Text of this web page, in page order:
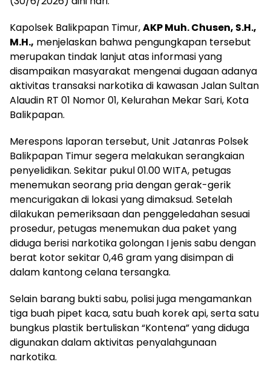
Kapolsek Balikpapan Timur,AKP Muh. Chusen, S.H.,
M.H., menjelaskan bahwa pengungkapan tersebut
merupakan tindak lanjut atas informasi yang
disampaikan masyarakat mengenai dugaan adanya
aktivitas transaksi narkotika di kawasan Jalan Sultan
Alaudin RT 01 Nomor 01, Kelurahan Mekar Sari, Kota
Balikpapan.
Merespons laporan tersebut, Unit Jatanras Polsek
Balikpapan Timur segera melakukan serangkaian
penyelidikan. Sekitar pukul 01.00 WITA, petugas
menemukan seorang pria dengan gerak-gerik
mencurigakan di lokasi yang dimaksud. Setelah
dilakukan pemeriksaan dan penggeledahan sesuai
prosedur, petugas menemukan dua paket yang
diduga berisi narkotika golongan I jenis sabu dengan
berat kotor sekitar 0,46 gram yang disimpan di
dalam kantong celana tersangka.
Selain barang bukti sabu, polisi juga mengamankan
tiga buah pipet kaca, satu buah korek api, serta satu
bungkus plastik bertuliskan “Kontena” yang diduga
digunakan dalam aktivitas penyalahgunaan
narkotika.